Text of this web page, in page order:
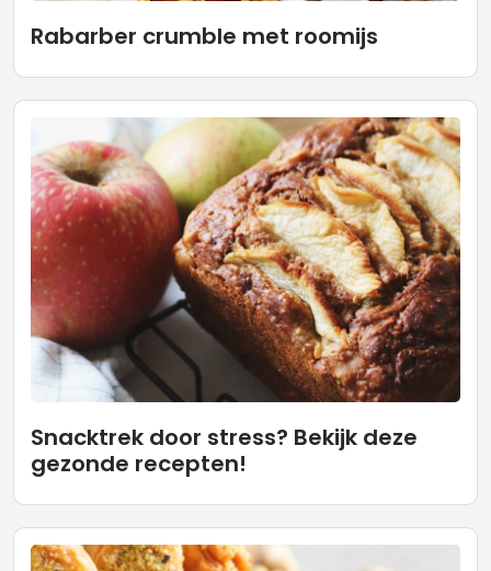
Rabarber crumble met roomijs
Snacktrek door stress? Bekijk deze
gezonde recepten!